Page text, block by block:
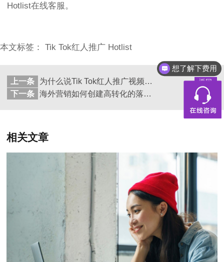
Hotlist在线客服。
本文标签： Tik Tok红人推广 Hotlist
返回
列表
上一条
为什么说Tik Tok红人推广视频的前3秒至关重要？
下一条
海外营销如何创建高转化的落地页？
相关文章
想了解下费用